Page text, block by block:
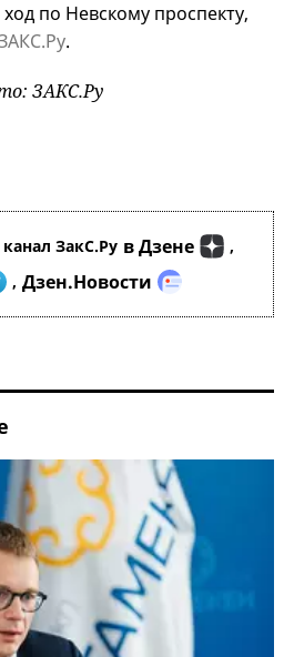
по Невскому проспекту,
.
ЗАКС.Ру
ЗакС.Ру в Дзене ,
, Дзен.Новости